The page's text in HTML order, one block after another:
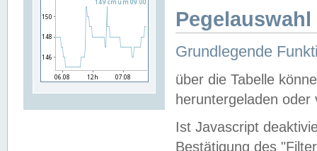
Grundlegende
über die Tabelle
heruntergeladen oder
Ist Javascript
Bestätigung des